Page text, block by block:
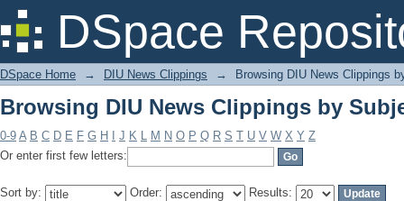
DSpace
Browsing DIU News Clippings by
DSpace Home → DIU News Clippings → Browsing DIU News Clippings
Browsing DIU News Clippings by
0-9 A B C D E F G H J K L M N O P Q R S T U V W X Y Z
Or enter first few letters:
Sort by: Order: Results: